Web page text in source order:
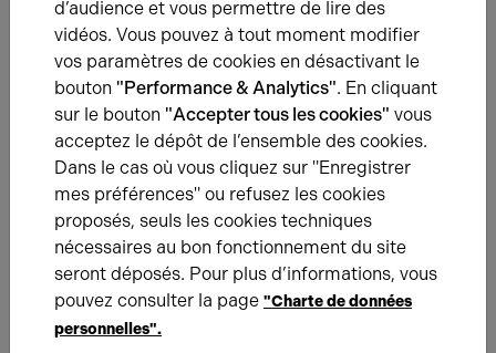
Énergie
B C D E F G
Diagnostic de performance énergétique
Diagnostic DPE en cours
B C D E F G
Indice d'émission de gaz à effet de serre
Diagnostic GES en cours
d’audience et vous permettre de lire des
vidéos. Vous pouvez à tout moment modifier
vos paramètres de cookies en désactivant le
bouton "Performance & Analytics". En cliquant
sur le bouton "Accepter tous les cookies" vous
acceptez le dépôt de l’ensemble des cookies.
Dans le cas où vous cliquez sur "Enregistrer
mes préférences" ou refusez les cookies
proposés, seuls les cookies techniques
nécessaires au bon fonctionnement du site
seront déposés. Pour plus d’informations, vous
pouvez consulter la page "Charte de données
personnelles".